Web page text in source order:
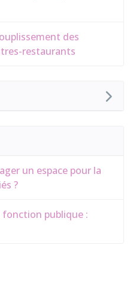
des
restaurants
un espace pour la
?
publique :